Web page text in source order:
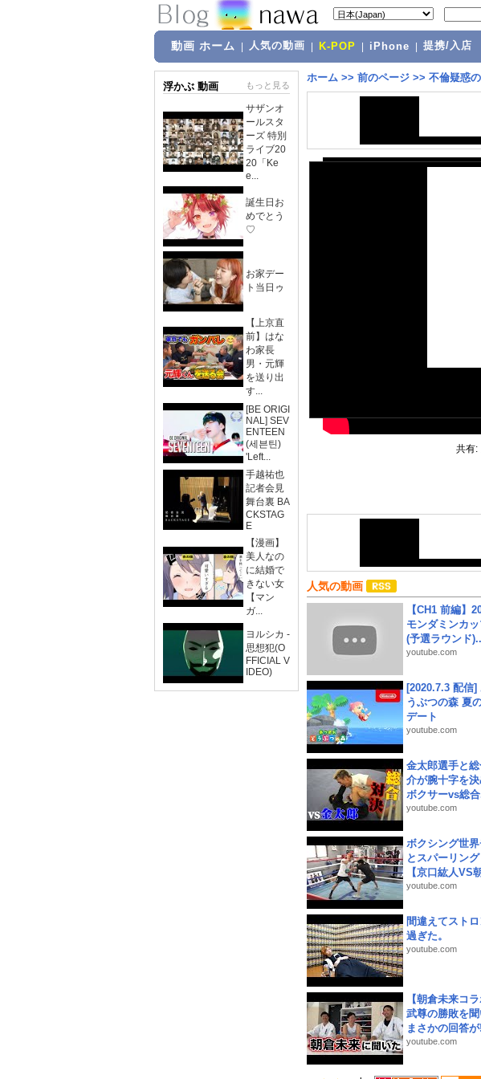
動画 ホーム 人気の動画 K-POP iPhone 提携/入店
浮かぶ 動画 もっと見る
サザンオ
ールスタ
ーズ 特別
ライブ20
20「Ke
e...
誕生日お
めでとう
♡
お家デー
ト当日ゥ
【上京直
前】はな
わ家長
男・元輝
を送り出
す...
[BE ORIGI
NAL] SEV
ENTEEN
(세븐틴)
'Left...
手越祐也
記者会見
舞台裏 BA
CKSTAG
E
【漫画】
美人なの
に結婚で
きない女
【マン
ガ...
ヨルシカ -
思想犯(O
FFICIAL V
IDEO)
ホーム >> 前のページ >> 不倫疑惑
共有:
人気の動画
【CH1 前編】
モンダミンカ
(予選ラウンド
youtube.com
[2020.7.3 配信]
うぶつの森 夏
デート
youtube.com
金太郎選手と
介が腕十字を
ボクサーvs総
youtube.com
ボクシング世
とスパーリン
【京口紘人VS
youtube.com
間違えてスト
過ぎた。
youtube.com
【朝倉未来コ
武尊の勝敗を聞
まさかの回答
youtube.com